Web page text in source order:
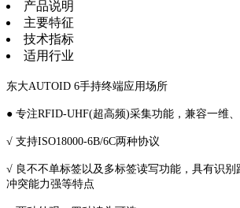
产品说明
主要特征
技术指标
适用行业
东大AUTOID 6手持终端应用场所
● 专注RFID-UHF(超高频)采集功能，兼容一维
√ 支持ISO18000-6B/6C两种协议
√ 良不不单标签以及多标签读写功能，具有识别距离
冲突能力强等特点